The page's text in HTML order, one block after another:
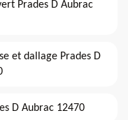
Prades D Aubrac
et dallage Prades D
D Aubrac 12470